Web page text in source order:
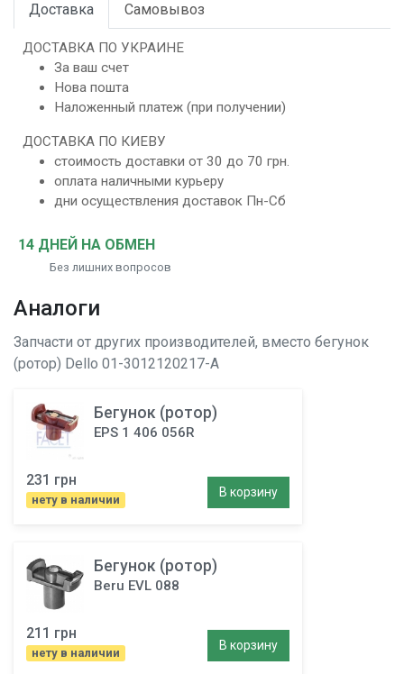
Доставка Самовывоз
ДОСТАВКА ПО УКРАИНЕ
За ваш счет
Нова пошта
Наложенный платеж (при получении)
ДОСТАВКА ПО КИЕВУ
стоимость доставки от 30 до 70 грн.
оплата наличными курьеру
дни осуществления доставок Пн-Сб
14 ДНЕЙ НА ОБМЕН
Без лишних вопросов
Аналоги
Запчасти от других производителей, вместо бегунок
(ротор) Dello 01-3012120217-A
Бегунок (ротор)
EPS 1 406 056R
231 грн
нету в наличии
В корзину
Бегунок (ротор)
Beru EVL 088
211 грн
нету в наличии
В корзину